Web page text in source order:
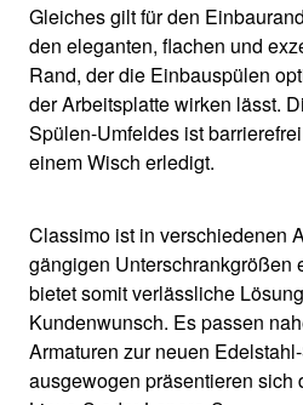
Gleiches gilt für den
den eleganten, flachen und
Rand, der die Einbauspülen
der Arbeitsplatte wirken lässt.
Spülen-Umfeldes ist
einem Wisch erledigt.
Classimo ist in verschiedenen
gängigen Unterschrankgrößen
bietet somit verlässliche
Kundenwunsch. Es passen
Armaturen zur neuen
ausgewogen präsentieren sich